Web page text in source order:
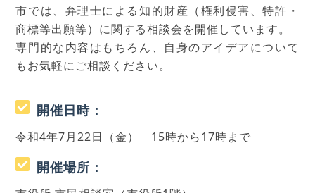
市では、弁理士による知的財産（権利侵害、特許・
商標等出願等）に関する相談会を開催しています。
専門的な内容はもちろん、自身のアイデアについて
もお気軽にご相談ください。
開催日時：
令和4年7月22日（金） 15時から17時まで
開催場所：